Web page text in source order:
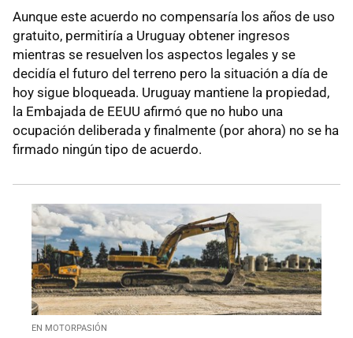
Aunque este acuerdo no compensaría los años de uso
gratuito, permitiría a Uruguay obtener ingresos
mientras se resuelven los aspectos legales y se
decidía el futuro del terreno pero la situación a día de
hoy sigue bloqueada. Uruguay mantiene la propiedad,
la Embajada de EEUU afirmó que no hubo una
ocupación deliberada y finalmente (por ahora) no se ha
firmado ningún tipo de acuerdo.
EN MOTORPASIÓN